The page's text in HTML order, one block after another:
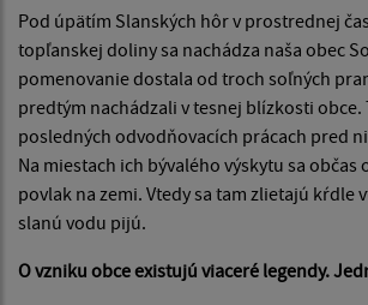
Pod úpätím Slanských hôr v prostrednej
topľanskej doliny sa nachádza naša obec
pomenovanie dostala od troch soľných
predtým nachádzali v tesnej blízkosti
posledných odvodňovacích prácach pred
Na miestach ich bývalého výskytu sa občas
povlak na zemi. Vtedy sa tam zlietajú kŕdle
slanú vodu pijú.
O vzniku obce existujú viaceré legendy.